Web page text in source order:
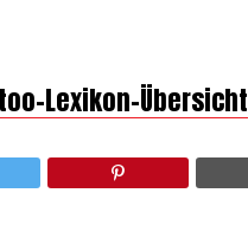
Lexikon-Übersicht